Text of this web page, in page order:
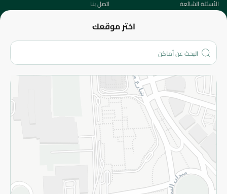
اختر موقعك
الأسئلة الشائعة
اتصل بنا
من نحن؟
الفروع
المزيد
الاسترجاع
سياسة الاستخدام
سياسة الخصوصية
قم بالتسجيل للنشرة